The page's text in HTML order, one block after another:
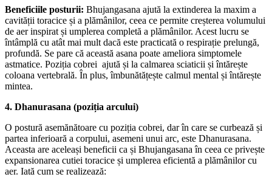
Beneficiile posturii: Bhujangasana ajută la extinderea la maxim a
cavității toracice și a plămânilor, ceea ce permite creșterea volumului
de aer inspirat și umplerea completă a plămânilor. Acest lucru se
întâmplă cu atât mai mult dacă este practicată o respirație prelungă,
profundă. Se pare că această asana poate ameliora simptomele
astmatice. Poziția cobrei ajută și la calmarea sciaticii și întărește
coloana vertebrală. În plus, îmbunătățește calmul mental și întărește
mintea.
4. Dhanurasana (poziția arcului)
O postură asemănătoare cu poziția cobrei, dar în care se curbează și
partea inferioară a corpului, asemeni unui arc, este Dhanurasana.
Aceasta are aceleași beneficii ca și Bhujangasana în ceea ce privește
expansionarea cutiei toracice și umplerea eficientă a plămânilor cu
aer. Iată cum se realizează: